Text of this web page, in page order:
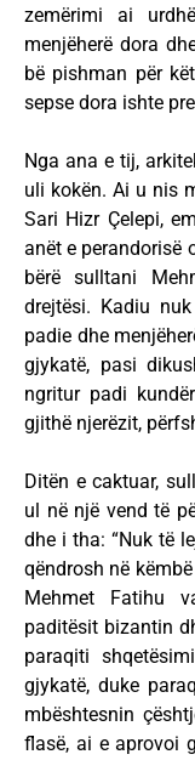
zemërimi ai
menjëherë dora
bë pishman për
sepse dora ishte
Nga ana e tij,
uli kokën. Ai u nis
Sari Hizr Çelepi,
anët e perandorisë
bërë sulltani
drejtësi. Kadiu
padie dhe
gjykatë, pasi
ngritur padi
gjithë njerëzit,
Ditën e caktuar,
ul në një vend të
dhe i tha: “Nuk të
qëndrosh në
Mehmet Fatihu
paditësit bizantin
paraqiti
gjykatë, duke
mbështesnin
flasë, ai e aprovoi